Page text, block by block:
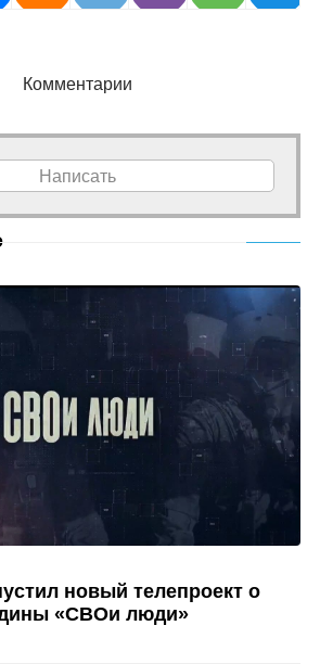
Комментарии
Написать
новый телепроект о
«СВОи люди»